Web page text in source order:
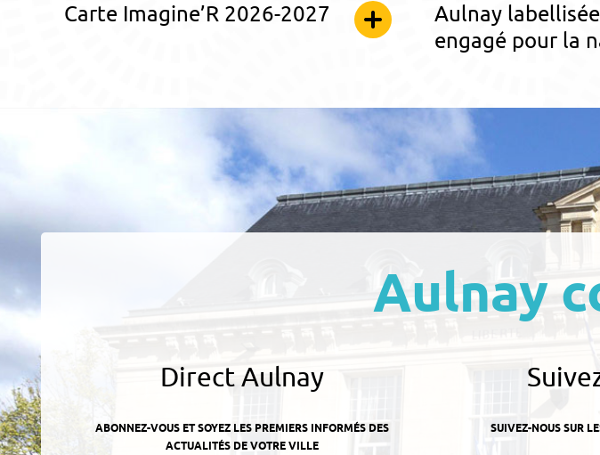
Carte Imagine’R 2026-2027
Aulnay
engagé pour la
Aulnay
Direct Aulnay
ABONNEZ-VOUS ET SOYEZ LES PREMIERS INFORMÉS DES
ACTUALITÉS DE VOTRE VILLE
SUIVEZ-NOUS SUR